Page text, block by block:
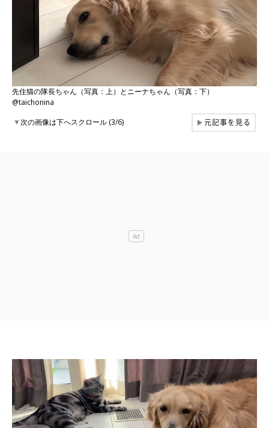
先住猫の隊長ちゃん（写真：上）とニーナちゃん（写真：下）
@taichonina
▼次の画像は下へスクロール (3/6) ▶元記事を見る